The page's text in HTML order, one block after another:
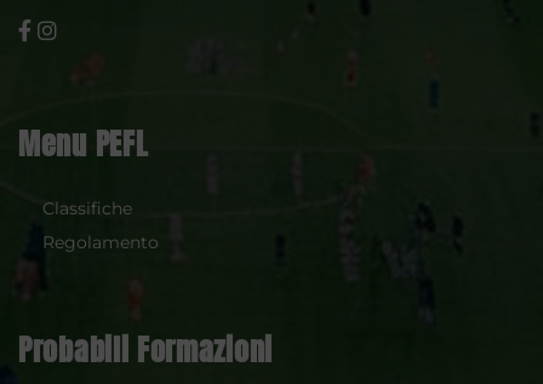
Menu PEFL
Classifiche
Regolamento
Probabili Formazioni